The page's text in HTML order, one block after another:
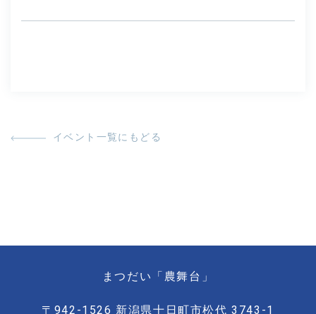
イベント一覧にもどる
まつだい「農舞台」
〒942-1526 新潟県十日町市松代 3743-1